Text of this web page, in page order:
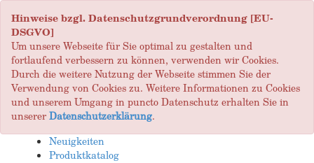
Hinweise bzgl. Datenschutzgrundverordnung [EU-
DSGVO]
Um unsere Webseite für Sie optimal zu gestalten und
fortlaufend verbessern zu können, verwenden wir Cookies.
Durch die weitere Nutzung der Webseite stimmen Sie der
Verwendung von Cookies zu. Weitere Informationen zu Cookies
und unserem Umgang in puncto Datenschutz erhalten Sie in
unsererDatenschutzerklärung.
Neuigkeiten
Produktkatalog